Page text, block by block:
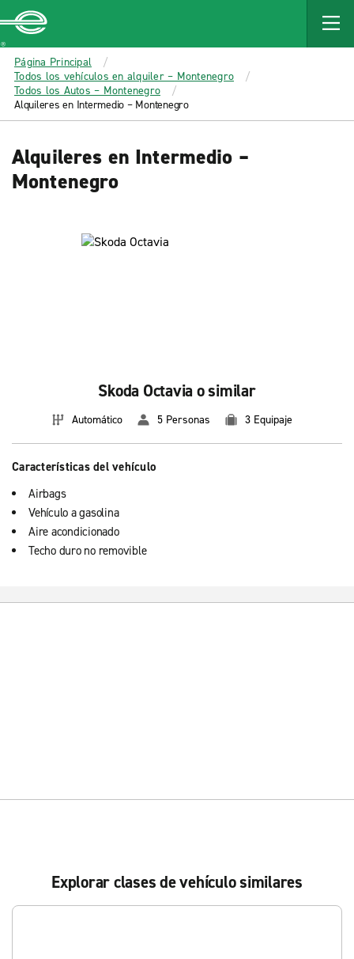
MAIN
CONTENT
Enterprise
Página Principal
Todos los vehículos en alquiler – Montenegro
Todos los Autos – Montenegro
Alquileres en Intermedio – Montenegro
Alquileres en Intermedio –
Montenegro
Skoda Octavia o similar
Automático 5 Personas 3 Equipaje
Características del vehículo
Airbags
Vehículo a gasolina
Aire acondicionado
Techo duro no removible
Explorar clases de vehículo similares